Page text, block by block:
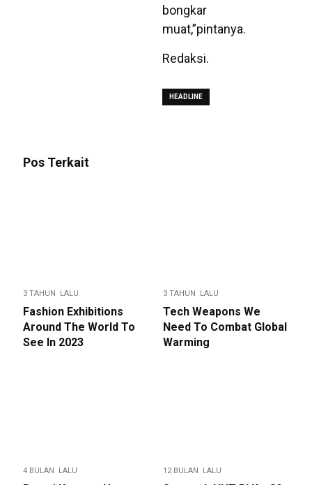
bongkar
muat,”pintanya.
Redaksi.
HEADLINE
Pos Terkait
3 TAHUN LALU
Fashion Exhibitions
Around The World To
See In 2023
3 TAHUN LALU
Tech Weapons We
Need To Combat Global
Warming
4 BULAN LALU 12 BULAN LALU